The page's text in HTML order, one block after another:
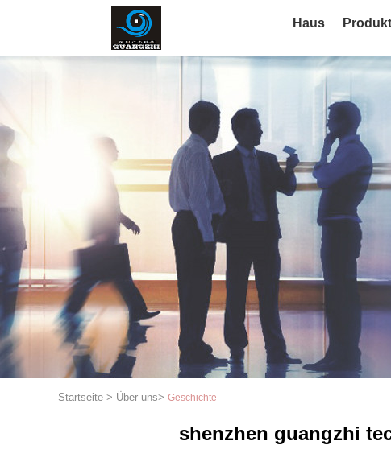
Haus
Startseite > Über uns> Geschichte
shenzhen guangzhi